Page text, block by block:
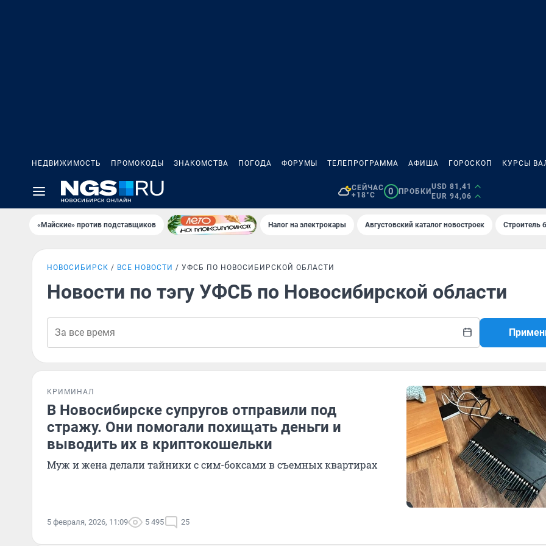
НЕДВИЖИМОСТЬ ПРОМОКОДЫ ЗНАКОМСТВА ПОГОДА ФОРУМЫ ТЕЛЕПРОГРАММА АФИША ГОРОСКОП КУРСЫ
СЕЙЧАС
+18°C
0 ПРОБКИ
USD 81,41
EUR 94,06
«Майские» против подставщиков Налог на электрокары Августовский каталог новостроек Строитель
НОВОСИБИРСК ВСЕ НОВОСТИ УФСБ ПО НОВОСИБИРСКОЙ ОБЛАСТИ
Новости по тэгу УФСБ по Новосибирской области
КРИМИНАЛ
В Новосибирске супругов отправили под
стражу. Они помогали похищать деньги и
выводить их в криптокошельки
Муж и жена делали тайники с сим-боксами в съемных квартирах
5 февраля, 2026, 11:09 5 495 25